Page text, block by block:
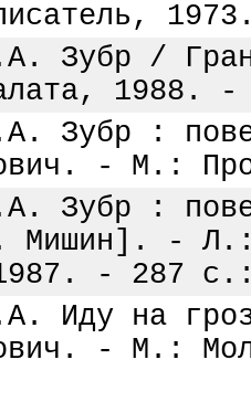
Зубр /
1988. -
Зубр :
- М.:
Зубр :
Мишин]. - Л.:
- 287
Иду на
- М.: